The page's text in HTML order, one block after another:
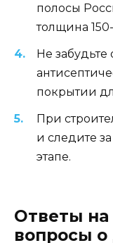
полосы
толщина
Не
покрытии
При
и следите
этапе.
Ответы
вопросы о